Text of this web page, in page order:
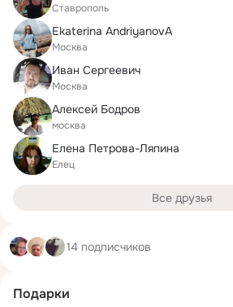
Ставрополь
Ekaterina AndriyanovA
Москва
Иван Сергеевич
Москва
Алексей Бодров
москва
Елена Петрова-Ляпина
Елец
Все друзья
14 подписчиков
Подарки